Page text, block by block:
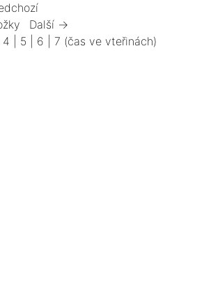
Další →
4 5 6 7 (čas ve vteřinách)